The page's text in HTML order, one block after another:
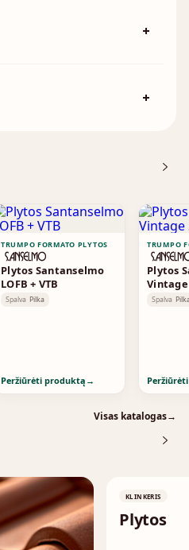
TRUMPO FORMATO PLYTOS
Plytos Santanselmo
LOFB + VTB
Spalva Pilka
Peržiūrėti produktą →
TRUMPO
Plytos
Spalva
Visas katalogas→
KLINKERIS
Plytos